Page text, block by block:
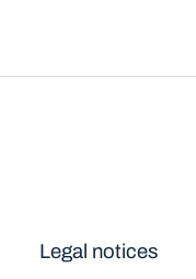
Legal notices